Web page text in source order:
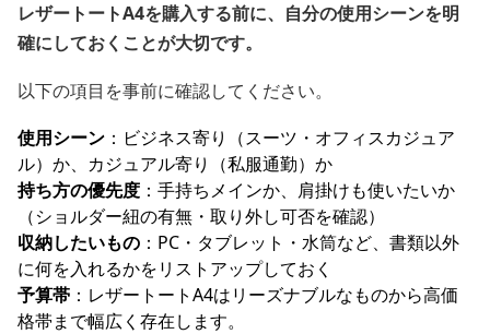
レザートートA4を購入する前に、自分の使用シーンを明
確にしておくことが大切です。
以下の項目を事前に確認してください。
使用シーン ：ビジネス寄り（スーツ・オフィスカジュア
ル）か、カジュアル寄り（私服通勤）か
持ち方の優先度 ：手持ちメインか、肩掛けも使いたいか
（ショルダー紐の有無・取り外し可否を確認）
収納したいもの ：PC・タブレット・水筒など、書類以外
に何を入れるかをリストアップしておく
予算帯 ：レザートートA4はリーズナブルなものから高価
格帯まで幅広く存在します。